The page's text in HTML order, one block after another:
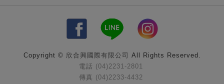
Copyright © 欣合興國際有限公司 All Rights Reserved.
電話 (04)2231-2801
傳真 (04)2233-4432